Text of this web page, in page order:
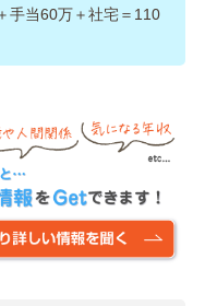
当60万＋社宅＝110